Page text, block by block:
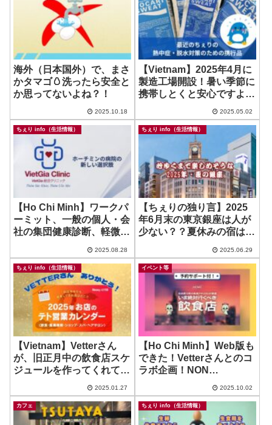
海外（日本国外）で、まさ
かタマゴ🥚洗ったら安全と
か思ってないよね？！
2025.10.18
【Vietnam】2025年4月に
製造工場開設！暑い季節に
携帯しとくと安心ですよ！
SWEAT
2025.05.02
ちぇり info（生活情報）
【Ho Chi Minh】ワークパ
ーミット、一般の個人・会
社の集団健康診断、軽微な
日越共同クリニック！ ~
VietGia Clinic
2025.08.28
ちぇり info（生活情報）
【ちぇりの独り言】2025
年6月末の東京銀座は人が
少ない？？夏休みの宿は早
2025.06.29
ちぇり info（生活情報）
【Vietnam】Vetterさん
が、旧正月中の飲食店スケ
ジュールを作ってくれてま
2025.01.27
イベント等
【Ho Chi Minh】Web版も
できた！Vetterさんとのコ
ラボ企画！NON
2025.10.02
カフェ ちぇり info（生活情報）